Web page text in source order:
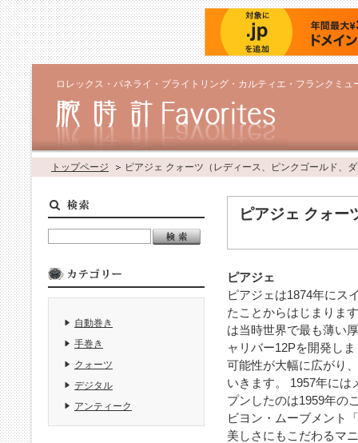
ロレックス・パネライ・ブライトリング・カルティエ・フランクミ
トップページ ピアジェ クォーツ（レディース、ピンクゴールド、
ピアジェ クォー
ピアジェ
ピアジェは1874年にス
たことからはじまりま
は当時世界で最も薄い
ャリバー12Pを開発し
可能性が大幅に広がり
いきます。 1957年に
プンしたのは1959年の
ビヨン・ムーブメント
美しさにもこだわるマ
自動巻き
手巻き
クォーツ
デジタル
アンティーク